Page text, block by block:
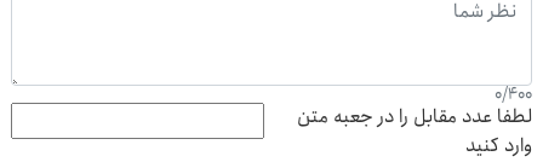
0/400
لطفا عدد مقابل را در جعبه متن
وارد کنید